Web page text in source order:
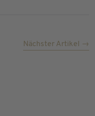
Nächster Artikel →